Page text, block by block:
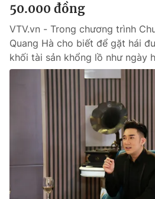
50.000 đồng
VTV.vn - Trong chương trình
Quang Hà cho biết để gặt hái
khối tài sản khổng lồ như ngày